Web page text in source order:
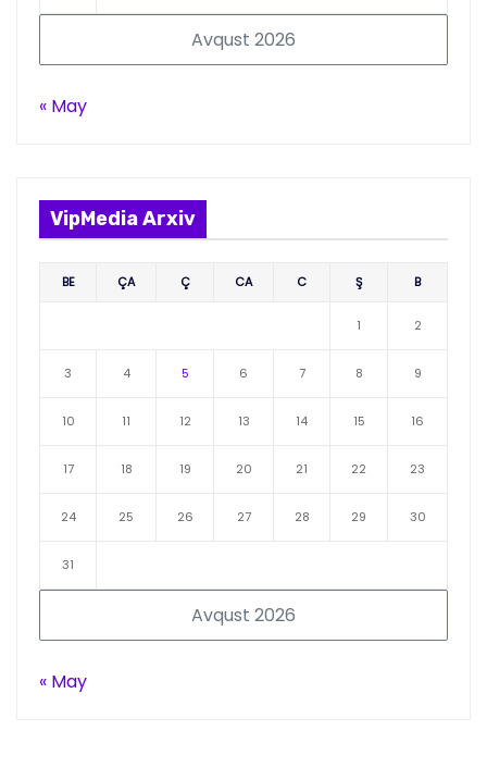
Avqust 2026
« May
VipMedia Arxiv
Avqust 2026
BE ÇA Ç CA C Ş B
1 2
3 4 5 6 7 8 9
10 11 12 13 14 15 16
17 18 19 20 21 22 23
24 25 26 27 28 29 30
31
« May